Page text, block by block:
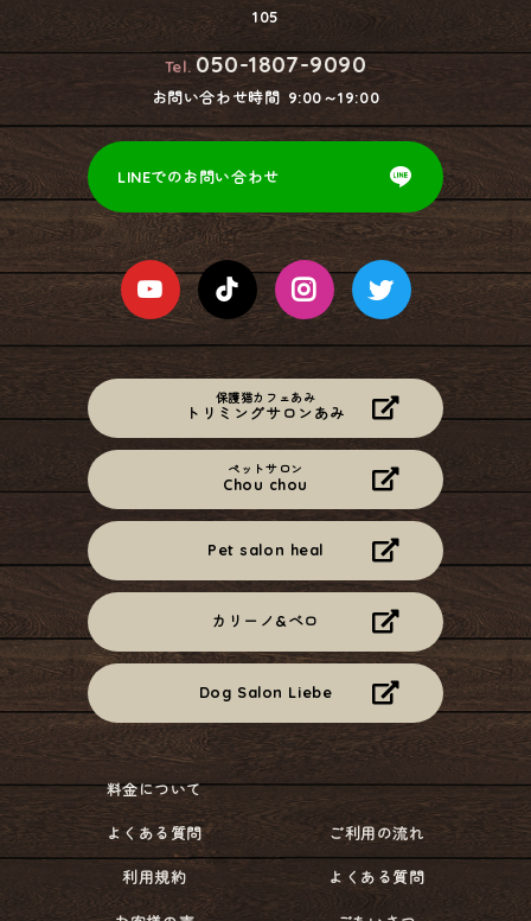
105
Tel. 050-1807-9090
お問い合わせ時間 9:00～19:00
LINEでのお問い合わせ
保護猫カフェあみ
トリミングサロンあみ
ペットサロン
Chou chou
Pet salon heal
カリーノ&ベロ
Dog Salon Liebe
料金について
よくある質問 ご利用の流れ
利用規約 よくある質問